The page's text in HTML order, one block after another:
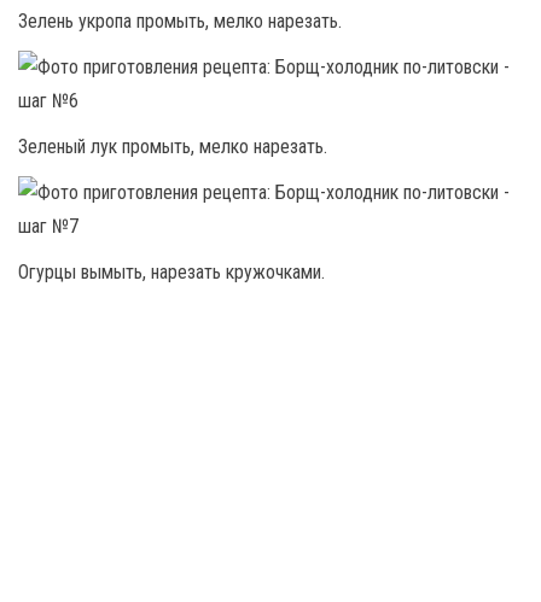
Зелень укропа промыть, мелко нарезать.
Зеленый лук промыть, мелко нарезать.
Огурцы вымыть, нарезать кружочками.